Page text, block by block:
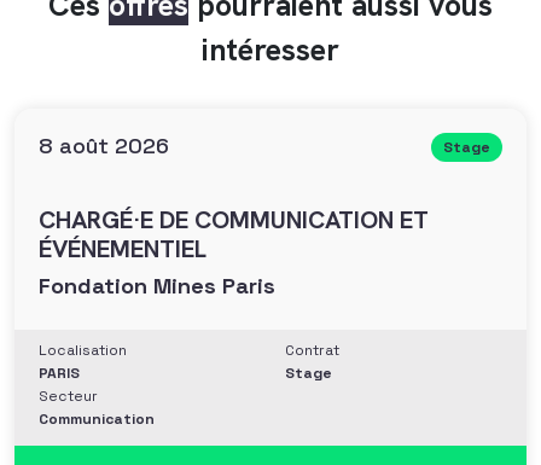
intéresser
8 août 2026 Stage
CHARGÉ·E DE COMMUNICATION ET
ÉVÉNEMENTIEL
Fondation Mines Paris
Localisation
PARIS
Secteur
Communication
Contrat
Stage